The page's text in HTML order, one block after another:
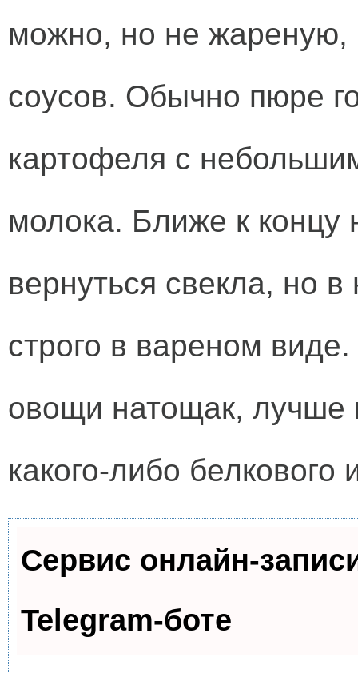
можно, но не жареную,
соусов. Обычно пюре
картофеля с
молока. Ближе к концу
вернуться свекла, но
строго в вареном
овощи натощак, лучше
какого-либо
Сервис онлайн-
Telegram-боте